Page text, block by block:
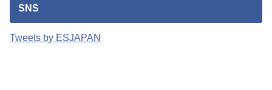
SNS
Tweets by ESJAPAN